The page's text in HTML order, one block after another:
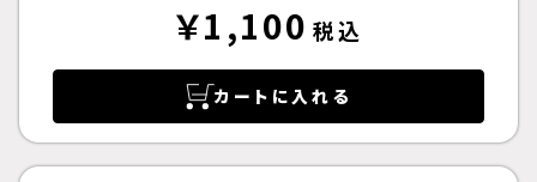
￥1,100 税込
カートに入れる